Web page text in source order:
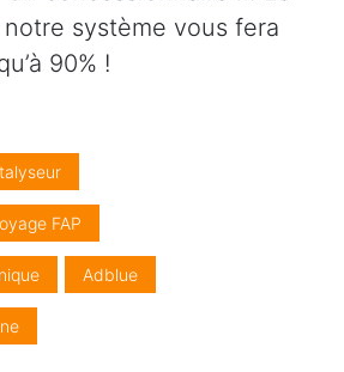
système vous fera
90% !
FAP
Adblue